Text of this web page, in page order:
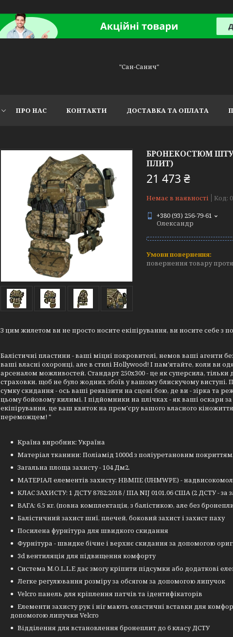
"Сан-Санич"
ПРО НАС КОНТАКТИ ДОСТАВКА ТА ОПЛАТА
БРОНЕКОСТЮМ
ПЛИТ)
21 473 ₴
Немає в наявності Код:
+380 (93) 256-79-61
Олександр
повернення товару
З цим жилетом ви не просто носите екіпірування, ви носите себе з
Балістичні пластини - ваші міцні покровителі, немов ваші агенти
ваші власні охоронці, але в стилі Hollywood! І пам'ятайте, коли ви
арсеналом можливостей. Стандарт 250x300- це як суперсила, тільки
страховки, щоб не було жодних збоїв у вашому блискучому виступі.
сумку скидання - ось ваші реквізити на сцені бою, де ви - зірка та
цьому бойовому килимі. І підйомники на плічках- як ваші оскари
екіпірування, це ваш квиток на прем'єру вашого власного
переможцем! "
Країна виробник: Україна
Матеріал тканини: Поліамід 1000d з поліуретановим покриттям.
Загальна площа захисту - 104 Дм2.
МАТЕРІАЛ елементів захисту: НВМПЕ (UHMWPE) -
КЛАС ЗАХИСТУ: 1 ДСТУ 8782:2018 / IIIA NIJ 0101.06 США (2 ДСТУ - за
ВАГА: 6,5 кг. (повна комплектація, з балістикою, але без
Балістичний захист шиї, плечей, боковий захист і захист паху
Посилена фурнітура для швидкого скидання
Фурнітура -швидке бічне і верхнє скидання за допомогою
3d вентиляція для підвищення комфорту
Система M.O.L.L.E дає змогу кріпити підсумки або додаткові
Легке регулювання розміру за обсягом за допомогою липучок
Velcro панель для кріплення патчів та ідентифікаторів
Елементи захисту рук і ніг мають еластичні вставки для
допомогою липучки Velcro
Відділення для встановлення бронеплит до 6 класу ДСТУ